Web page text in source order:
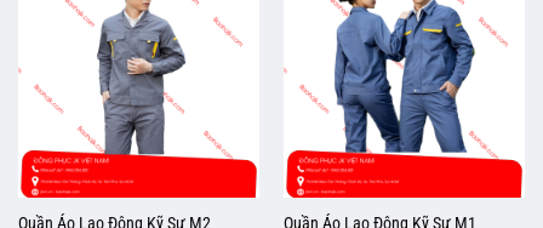
Quần Áo Lao Động Kỹ Sư M2 Quần Áo Lao Động Kỹ Sư M1